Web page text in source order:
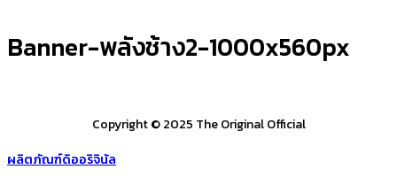
Banner-พลังช้าง2-1000x560px
Copyright © 2025 The Original Official
ผลิตภัณฑ์ดิออริจินัล